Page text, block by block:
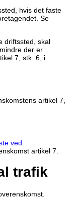
hvis det faste
Se
driftssted, skal
der er
7, stk. 6, i
artikel 7,
ved
artikel 7.
trafik